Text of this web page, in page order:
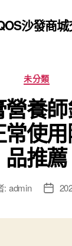
沙發商
分
類
未分類
養
使
品推薦
: admin
文